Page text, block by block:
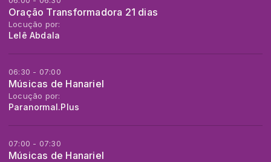
Oração Transformadora 21 dias
Locução por:
Lelê Abdala
06:30 - 07:00
Músicas de Hanariel
Locução por:
Paranormal.Plus
07:00 - 07:30
Músicas de Hanariel